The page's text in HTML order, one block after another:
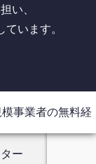
い、
います。
事業者の無料経
ー